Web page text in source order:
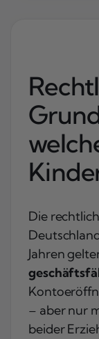
Die
Jahren
– aber nur
beider